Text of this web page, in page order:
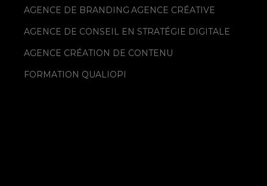
AGENCE DE BRANDING AGENCE CRÉATIVE
AGENCE DE CONSEIL EN STRATÉGIE DIGITALE
AGENCE CRÉATION DE CONTENU
FORMATION QUALIOPI